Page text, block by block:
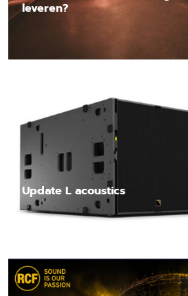
leveren?
Update L acoustics